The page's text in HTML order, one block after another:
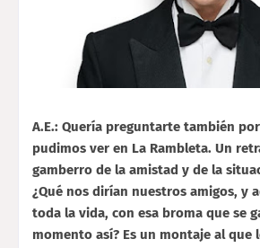
A.E.: Quería preguntarte también
pudimos ver en La Rambleta. Un
gamberro de la amistad y de la
¿Qué nos dirían nuestros amigos, y
toda la vida, con esa broma que se
momento así? Es un montaje al que